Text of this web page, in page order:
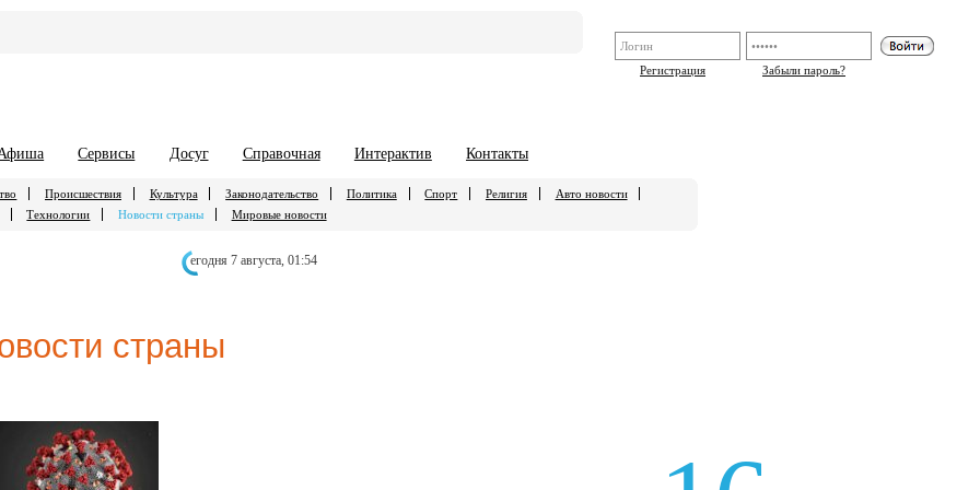
Регистрация Забыли пароль?
Сервисы Досуг Справочная Интерактив Контакты
Происшествия Культура Законодательство Политика Спорт Религия
Авто новости
Технологии
Новости страны Мировые новости
егодня 7 августа, 01:54
страны